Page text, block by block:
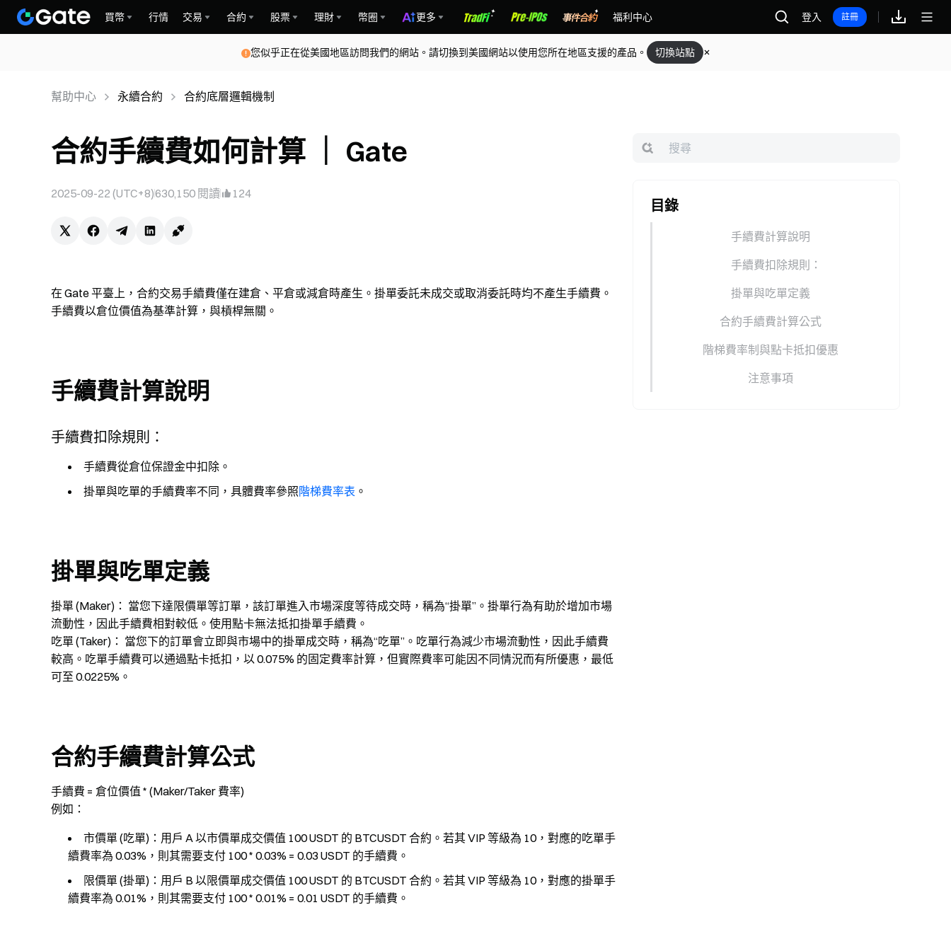
買幣 行情 交易 合約 股票 理財 幣圈 更多 福利中心 登入 註冊
您似乎正在從美國地區訪問我們的網站。請切換到美國網站以使用您所在地區支援的產品。 切換站點
幫助中心 永續合約 合約底層邏輯機制
合約手續費如何計算 ｜ Gate
2025-09-22 (UTC+8)630,150 閱讀 124
在 Gate 平臺上，合約交易手續費僅在建倉、平倉或減倉時產生。掛單委託未成交或取消委託時均不產生手續費。
手續費以倉位價值為基準計算，與槓桿無關。
手續費計算說明
手續費扣除規則：
手續費從倉位保證金中扣除。
掛單與吃單的手續費率不同，具體費率參照階梯費率表 。
掛單與吃單定義
掛單 (Maker)： 當您下達限價單等訂單，該訂單進入市場深度等待成交時，稱為“掛單”。掛單行為有助於增加市場
流動性，因此手續費相對較低。使用點卡無法抵扣掛單手續費。
吃單 (Taker)： 當您下的訂單會立即與市場中的掛單成交時，稱為“吃單”。吃單行為減少市場流動性，因此手續費
較高。吃單手續費可以通過點卡抵扣，以 0.075% 的固定費率計算，但實際費率可能因不同情況而有所優惠，最低
可至 0.0225%。
合約手續費計算公式
手續費 = 倉位價值 * (Maker/Taker 費率)
例如：
市價單 (吃單)：用戶 A 以市價單成交價值 100 USDT 的 BTCUSDT 合約。若其 VIP 等級為 10，對應的吃單手
續費率為 0.03%，則其需要支付 100 * 0.03% = 0.03 USDT 的手續費。
限價單 (掛單)：用戶 B 以限價單成交價值 100 USDT 的 BTCUSDT 合約。若其 VIP 等級為 10，對應的掛單手
續費率為 0.01%，則其需要支付 100 * 0.01% = 0.01 USDT 的手續費。
目錄
手續費計算說明
手續費扣除規則：
掛單與吃單定義
合約手續費計算公式
階梯費率制與點卡抵扣優惠
注意事項